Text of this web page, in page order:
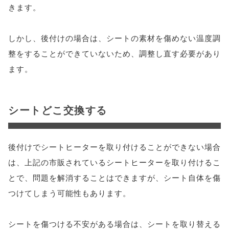
きます。
しかし、後付けの場合は、シートの素材を傷めない温度調
整をすることができていないため、調整し直す必要があり
ます。
シートどこ交換する
後付けでシートヒーターを取り付けることができない場合
は、上記の市販されているシートヒーターを取り付けるこ
とで、問題を解消することはできますが、シート自体を傷
つけてしまう可能性もあります。
シートを傷つける不安がある場合は、シートを取り替える